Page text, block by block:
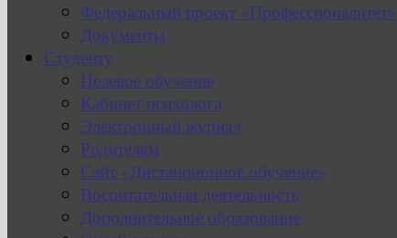
Федеральный проект «Профессионалитет»
Документы
Студенту
Целевое обучение
Кабинет психолога
Электронный журнал
Родителям
Сайт «Дистанционное обучение»
Воспитательная деятельность
Дополнительное образование